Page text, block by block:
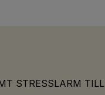
STRESSLARM TILL